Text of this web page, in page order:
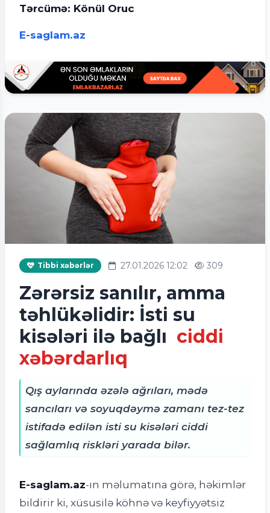
Tərcümə: Könül Oruc
E-saglam.az
Tibbi xəbərlər 27.01.2026 12:02 309
Zərərsiz sanılır, amma
təhlükəlidir: İsti su
kisələri ilə bağlı ciddi
xəbərdarlıq
Qış aylarında əzələ ağrıları, mədə
sancıları və soyuqdəymə zamanı tez-tez
istifadə edilən isti su kisələri ciddi
sağlamlıq riskləri yarada bilər.
E-saglam.az-ın məlumatına görə, həkimlər
bildirir ki, xüsusilə köhnə və keyfiyyətsiz